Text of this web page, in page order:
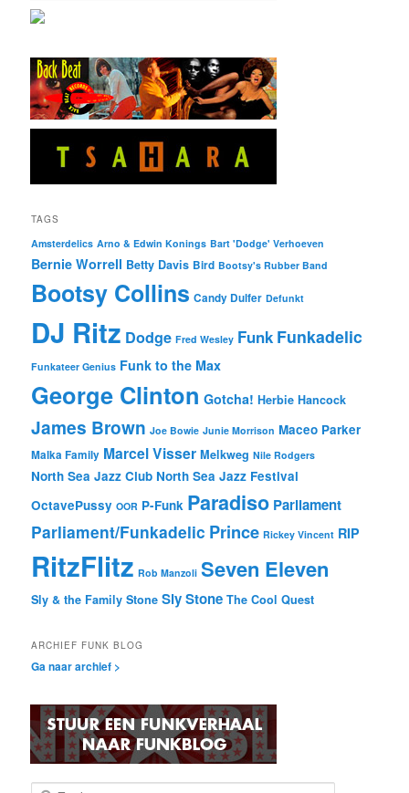
TAGS
Amsterdelics Arno & Edwin Konings Bart 'Dodge' Verhoeven
Bernie Worrell Betty Davis Bird Bootsy's Rubber Band
Bootsy Collins Candy Dulfer Defunkt
DJ Ritz Dodge Fred Wesley Funk Funkadelic
Funkateer Genius Funk to the Max
George Clinton Gotcha! Herbie Hancock
James Brown Joe Bowie Junie Morrison Maceo Parker
Malka Family Marcel Visser Melkweg Nile Rodgers
North Sea Jazz Club North Sea Jazz Festival
OctavePussy OOR P-Funk Paradiso Parliament
Parliament/Funkadelic Prince Rickey Vincent RIP
RitzFlitz Rob Manzoli Seven Eleven
Sly & the Family Stone Sly Stone The Cool Quest
ARCHIEF FUNK BLOG
Ga naar archief >